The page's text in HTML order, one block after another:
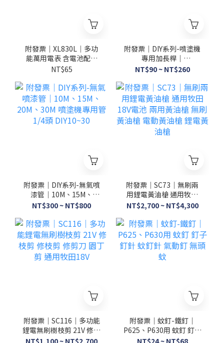
附發票｜XL830L｜多功
能萬用電表 含電池配件
數字萬用表 便攜式 電工
NT$65
附發票｜DIY系列-噴塗機
專用加長桿｜
30CM~200CM 加長桿 接
機專用配件
NT$90 ~ NT$260
附發票｜DIY系列-無氣噴
漆管｜10M、15M、
20M、30M 噴塗機專用管
NT$300 ~ NT$800
附發票｜SC73｜無刷兩
用鋰電黃油槍 通用牧田
18V電池 兩用黃油槍 無刷
黃油槍 電動黃油槍 鋰電
黃油槍
NT$2,700 ~ NT$4,300
附發票｜SC116｜多功能
鋰電無刷樹枝剪 21V 修枝
剪 修枝剪 修剪刀 園丁剪
附發票｜蚊釘-鐵釘｜
P625、P630用 蚊釘 釘子
釘針 蚊釘針 氣動釘 無頭